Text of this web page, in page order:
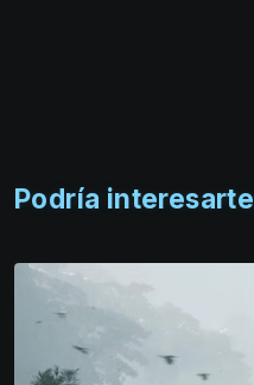
Podría interesarte